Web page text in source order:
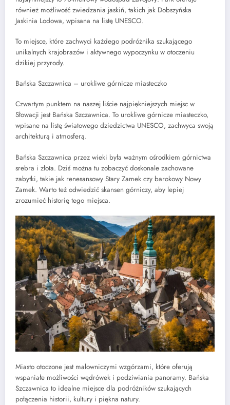
również możliwość zwiedzania jaskiń, takich jak Dobszyńska
Jaskinia Lodowa, wpisana na listę UNESCO.
To miejsce, które zachwyci każdego podróżnika szukającego
unikalnych krajobrazów i aktywnego wypoczynku w otoczeniu
dzikiej przyrody.
Bańska Szczawnica – urokliwe górnicze miasteczko
Czwartym punktem na naszej liście najpiękniejszych miejsc w
Słowacji jest Bańska Szczawnica. To urokliwe górnicze miasteczko,
wpisane na listę światowego dziedzictwa UNESCO, zachwyca swoją
architekturą i atmosferą.
Bańska Szczawnica przez wieki była ważnym ośrodkiem górnictwa
srebra i złota. Dziś można tu zobaczyć doskonale zachowane
zabytki, takie jak renesansowy Stary Zamek czy barokowy Nowy
Zamek. Warto też odwiedzić skansen górniczy, aby lepiej
zrozumieć historię tego miejsca.
Miasto otoczone jest malowniczymi wzgórzami, które oferują
wspaniałe możliwości wędrówek i podziwiania panoramy. Bańska
Szczawnica to idealne miejsce dla podróżników szukających
połączenia historii, kultury i piękna natury.